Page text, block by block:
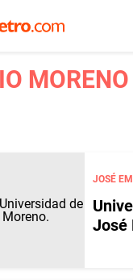
JOSÉ
José